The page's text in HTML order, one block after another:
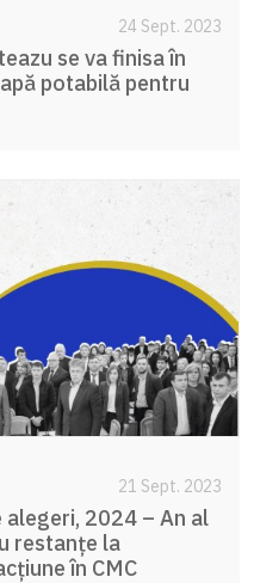
24 Sept. 2023
se va finisa în
potabilă pentru
21 Sept. 2023
2024 – An al
restanțe la
în CMC